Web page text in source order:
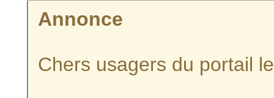
Annonce
Chers usagers du portail